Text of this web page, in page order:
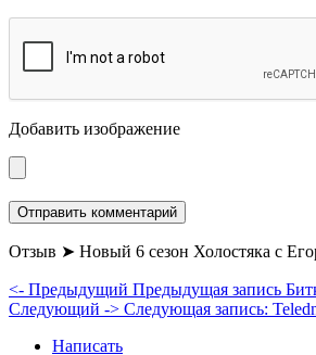
Добавить изображение
Отзыв ➤ Новый 6 сезон Холостяка с
<- Предыдущий Предыдущая запись
Следующий -> Следующая запись:
Написать